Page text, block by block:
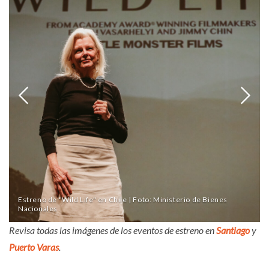
Estreno de "Wild Life" en Chile | Foto: Ministerio de Bienes
Nacionales
Revisa todas las imágenes de los eventos de estreno enSantiagoy
Puerto Varas.